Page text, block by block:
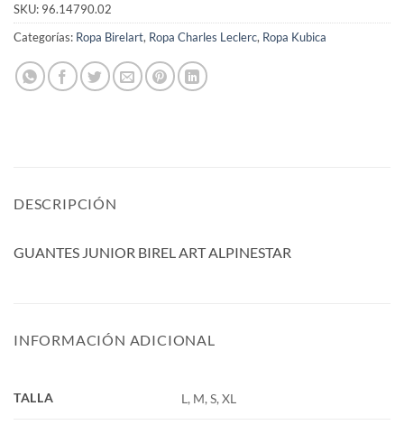
SKU: 96.14790.02
Categorías: Ropa Birelart, Ropa Charles Leclerc, Ropa Kubica
DESCRIPCIÓN
GUANTES JUNIOR BIREL ART ALPINESTAR
INFORMACIÓN ADICIONAL
TALLA L, M, S, XL